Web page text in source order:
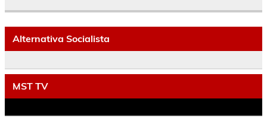
Alternativa Socialista
MST TV